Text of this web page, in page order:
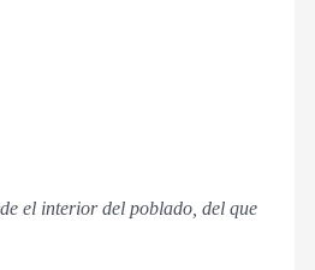
el interior del poblado, del que